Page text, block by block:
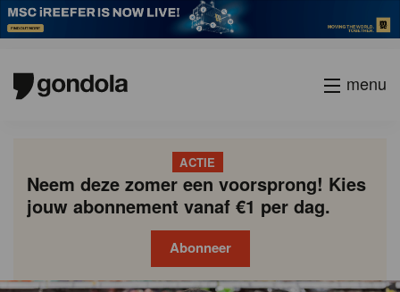
menu
ACTIE
Neem deze zomer een voorsprong! Kies
jouw abonnement vanaf €1 per dag.
Abonneer